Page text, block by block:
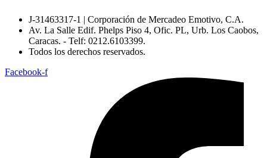
J-31463317-1 | Corporación de Mercadeo Emotivo, C.A.
Av. La Salle Edif. Phelps Piso 4, Ofic. PL, Urb. Los Caobos,
Caracas. - Telf: 0212.6103399.
Todos los derechos reservados.
Facebook-f